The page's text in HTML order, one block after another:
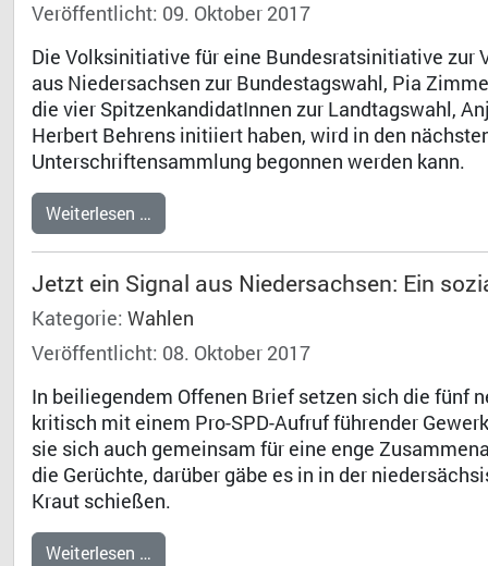
Veröffentlicht: 09. Oktober 2017
Die Volksinitiative für eine Bundesratsinitiative zur
aus Niedersachsen zur Bundestagswahl, Pia
die vier SpitzenkandidatInnen zur Landtagswahl,
Herbert Behrens initiiert haben, wird in den
Unterschriftensammlung begonnen werden kann.
Weiterlesen …
Jetzt ein Signal aus Niedersachsen: Ein
Kategorie: Wahlen
Veröffentlicht: 08. Oktober 2017
In beiliegendem Offenen Brief setzen sich die fünf
kritisch mit einem Pro-SPD-Aufruf führender
sie sich auch gemeinsam für eine enge
die Gerüchte, darüber gäbe es in in der
Kraut schießen.
Weiterlesen …